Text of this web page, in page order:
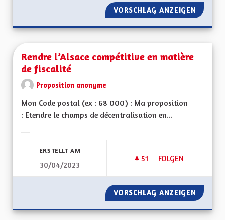
VORSCHLAG ANZEIGEN
Rendre l’Alsace compétitive en matière
de fiscalité
Proposition anonyme
Mon Code postal (ex : 68 000) : Ma proposition
: Etendre le champs de décentralisation en...
ERSTELLT AM
30/04/2023
51 51 FOLLOWER
FOLGEN
RENDRE
VORSCHLAG ANZEIGEN